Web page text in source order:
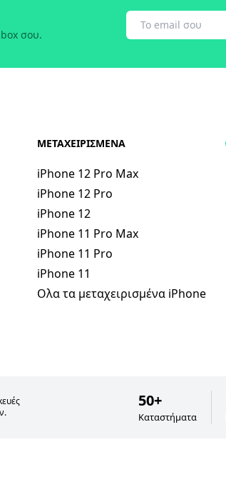
σου.
ΜΕΤΑΧΕΙΡΙΣΜΕΝΑ
iPhone 12 Pro Max
iPhone 12 Pro
iPhone 12
iPhone 11 Pro Max
iPhone 11 Pro
iPhone 11
Ολα τα μεταχειρισμένα iPhone
50+
Καταστήματα